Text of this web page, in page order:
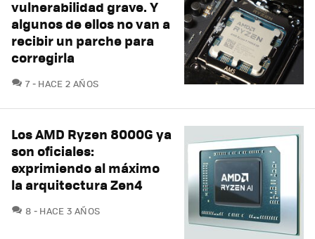
vulnerabilidad grave. Y
algunos de ellos no van a
recibir un parche para
corregirla
7COMENTARIOS
HACE 2 AÑOS
Los AMD Ryzen 8000G ya
son oficiales:
exprimiendo al máximo
la arquitectura Zen4
8 COMENTARIOS
HACE 3 AÑOS